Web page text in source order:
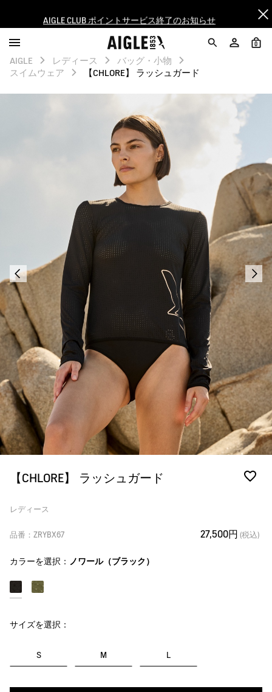
【最大50%OFF】FINAL SALEがスタート！
ログイン/会員登録で送料＆返品無料
0
AIGLE レディース
バッグ・小物
スイムウェア
【CHLORE】 ラッシュガード
【CHLORE】 ラッシュガード
レディース
品番：ZRYBX67 27,500円 (税込)
カラーを選択： ノワール（ブラック）
サイズを選択：
S M L